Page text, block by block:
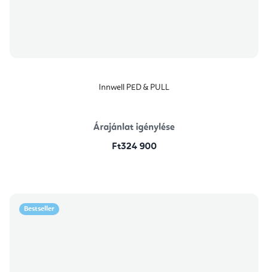
Innwell PED & PULL
Árajánlat igénylése
Ft324 900
Bestseller